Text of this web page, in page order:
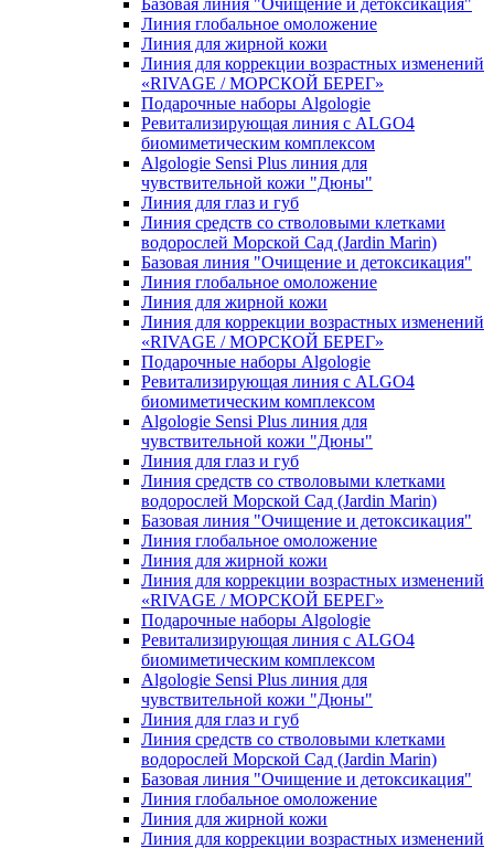
Базовая линия "Очищение и детоксикация"
Линия глобальное омоложение
Линия для жирной кожи
Линия для коррекции возрастных изменений
«RIVAGE / МОРСКОЙ БЕРЕГ»
Подарочные наборы Algologie
Ревитализирующая линия с ALGO4
биомиметическим комплексом
Algologie Sensi Plus линия для
чувcтвительной кожи "Дюны"
Линия для глаз и губ
Линия средств со стволовыми клетками
водорослей Морской Сад (Jardin Marin)
Базовая линия "Очищение и детоксикация"
Линия глобальное омоложение
Линия для жирной кожи
Линия для коррекции возрастных изменений
«RIVAGE / МОРСКОЙ БЕРЕГ»
Подарочные наборы Algologie
Ревитализирующая линия с ALGO4
биомиметическим комплексом
Algologie Sensi Plus линия для
чувcтвительной кожи "Дюны"
Линия для глаз и губ
Линия средств со стволовыми клетками
водорослей Морской Сад (Jardin Marin)
Базовая линия "Очищение и детоксикация"
Линия глобальное омоложение
Линия для жирной кожи
Линия для коррекции возрастных изменений
«RIVAGE / МОРСКОЙ БЕРЕГ»
Подарочные наборы Algologie
Ревитализирующая линия с ALGO4
биомиметическим комплексом
Algologie Sensi Plus линия для
чувcтвительной кожи "Дюны"
Линия для глаз и губ
Линия средств со стволовыми клетками
водорослей Морской Сад (Jardin Marin)
Базовая линия "Очищение и детоксикация"
Линия глобальное омоложение
Линия для жирной кожи
Линия для коррекции возрастных изменений